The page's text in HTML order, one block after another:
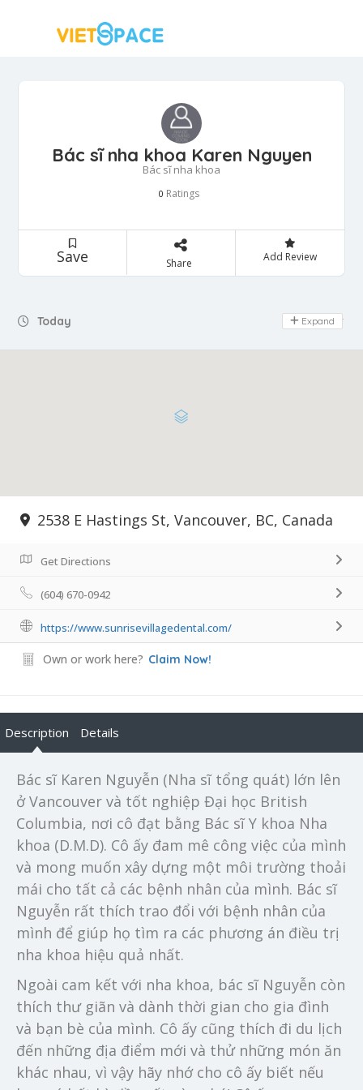
Bác sĩ nha khoa Karen Nguyen
Bác sĩ nha khoa
0 Ratings
Save Share Add Review
Today Day Off
Expand
2538 E Hastings St, Vancouver, BC, Canada
Get Directions
(604) 670-0942
https://www.sunrisevillagedental.com/
Own or work here? Claim Now!
Description Details
Bác sĩ Karen Nguyễn (Nha sĩ tổng quát) lớn lên
ở Vancouver và tốt nghiệp Đại học British
Columbia, nơi cô đạt bằng Bác sĩ Y khoa Nha
khoa (D.M.D). Cô ấy đam mê công việc của mình
và mong muốn xây dựng một môi trường thoải
mái cho tất cả các bệnh nhân của mình. Bác sĩ
Nguyễn rất thích trao đổi với bệnh nhân của
mình để giúp họ tìm ra các phương án điều trị
nha khoa hiệu quả nhất.
Ngoài cam kết với nha khoa, bác sĩ Nguyễn còn
thích thư giãn và dành thời gian cho gia đình
và bạn bè của mình. Cô ấy cũng thích đi du lịch
đến những địa điểm mới và thử những món ăn
khác nhau, vì vậy hãy nhớ cho cô ấy biết nếu